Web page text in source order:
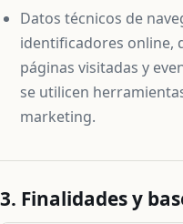
Datos técnicos de
identificadores online,
páginas visitadas y
se utilicen
marketing.
3. Finalidades y